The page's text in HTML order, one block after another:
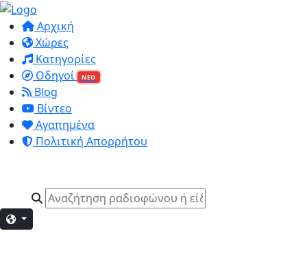
Αρχική
Χώρες
Κατηγορίες
Οδηγοί
ΝΕΟ
Blog
Βίντεο
Αγαπημένα
Πολιτική Απορρήτου